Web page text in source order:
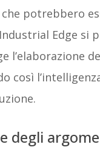
potrebbero
Edge si
l’elaborazione
così
degli